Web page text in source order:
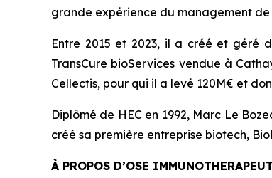
grande expérience du management de
Entre 2015 et 2023, il a créé et géré
TransCure bioServices vendue à
Cellectis, pour qui il a levé 120M€ et
Diplômé de HEC en 1992, Marc Le
créé sa première entreprise biotech,
À PROPOS D’OSE